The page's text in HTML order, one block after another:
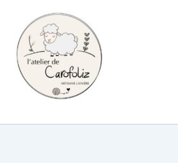
contenu